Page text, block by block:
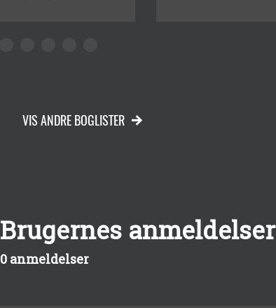
VIS ANDRE BOGLISTER
Brugernes anmeldelser
0 anmeldelser